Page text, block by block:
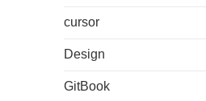
cursor
Design
GitBook